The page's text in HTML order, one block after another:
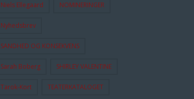
Niels Ellegaard NOMINERINGER
Nyhedsbrev
SANDHED OG KONSEKVENS
Sarah Boberg SHIRLEY VALENTINE
Tarok-Kort TEATERKATALOGET